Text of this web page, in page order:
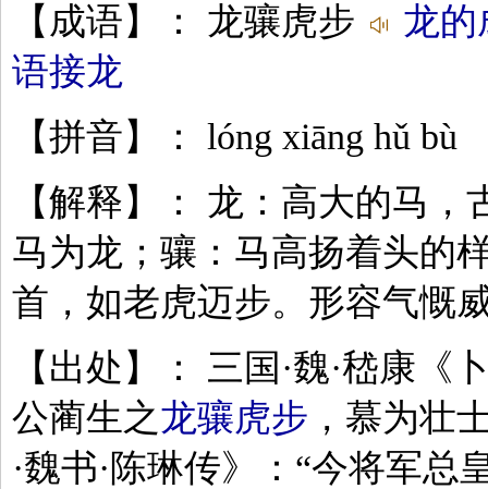
【成语】： 龙骧虎步
龙的
语接龙
【拼音】： lóng xiāng hǔ bù
【解释】： 龙：高大的马，
马为龙；骧：马高扬着头的
首，如老虎迈步。形容气慨
【出处】： 三国·魏·嵇康《
公蔺生之龙骧虎步 ，慕为壮
·魏书·陈琳传》：“今将军总